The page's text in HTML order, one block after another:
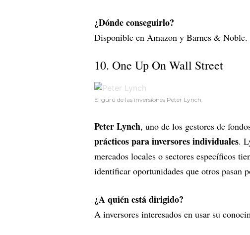
¿Dónde conseguirlo?
Disponible en Amazon y Barnes & Noble.
10. One Up On Wall Street
El gurú de las inversiones Peter Lynch.
Peter Lynch, uno de los gestores de
prácticos para inversores individuales.
mercados locales o sectores específicos
identificar oportunidades que otros pasan
¿A quién está dirigido?
A inversores interesados en usar su